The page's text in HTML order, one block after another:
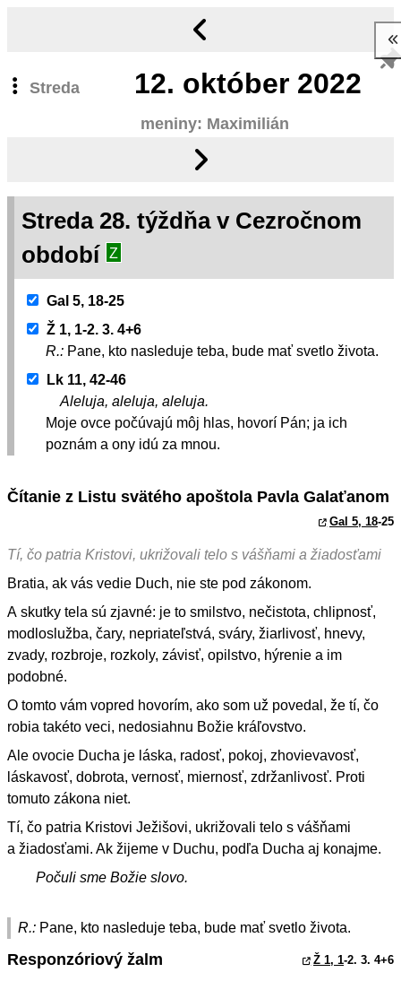
Streda 12. október 2022
meniny: Maximilián
Streda 28. týždňa v Cezročnom
období
Z
Gal 5, 18-25
Ž 1, 1-2. 3. 4+6
R.: Pane, kto nasleduje teba, bude mať svetlo života.
Lk 11, 42-46
Aleluja, aleluja, aleluja.
Moje ovce počúvajú môj hlas, hovorí Pán; ja ich
poznám a ony idú za mnou.
Čítanie z Listu svätého apoštola Pavla Galaťanom
Gal 5, 18-25
Tí, čo patria Kristovi, ukrižovali telo s vášňami a žiadosťami
Bratia, ak vás vedie Duch, nie ste pod zákonom.
A skutky tela sú zjavné: je to smilstvo, nečistota, chlipnosť,
modloslužba, čary, nepriateľstvá, sváry, žiarlivosť, hnevy,
zvady, rozbroje, rozkoly, závisť, opilstvo, hýrenie a im
podobné.
O tomto vám vopred hovorím, ako som už povedal, že tí, čo
robia takéto veci, nedosiahnu Božie kráľovstvo.
Ale ovocie Ducha je láska, radosť, pokoj, zhovievavosť,
láskavosť, dobrota, vernosť, miernosť, zdržanlivosť. Proti
tomuto zákona niet.
Tí, čo patria Kristovi Ježišovi, ukrižovali telo s vášňami
a žiadosťami. Ak žijeme v Duchu, podľa Ducha aj konajme.
Počuli sme Božie slovo.
R.: Pane, kto nasleduje teba, bude mať svetlo života.
Responzóriový žalm Ž 1, 1-2. 3. 4+6